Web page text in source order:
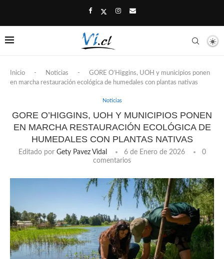
Inicio - Noticias -
GORE O’Higgins, UOH y municipios ponen
en marcha restauración ecológica de humedales con plantas nativas
Noticias
GORE O’HIGGINS, UOH Y MUNICIPIOS PONEN
EN MARCHA RESTAURACIÓN ECOLÓGICA DE
HUMEDALES CON PLANTAS NATIVAS
Editado por Gety Pavez Vidal 6 de Enero de 2026
0
comentarios